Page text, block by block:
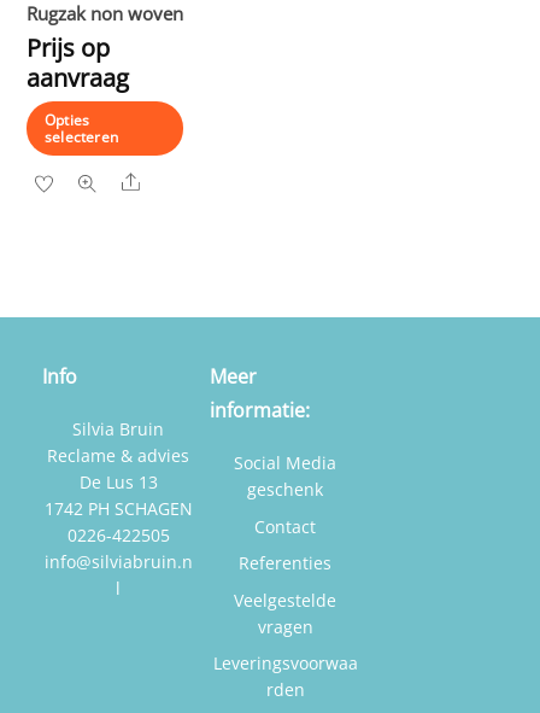
Rugzak non woven
Prijs op
aanvraag
Opties
selecteren
Dit
optie
kan
gekozen
worden
de
productpagina
Share
Info
Silvia Bruin
Reclame & advies
De Lus 13
1742 PH SCHAGEN
0226-422505
info@silviabruin.n
l
Meer
informatie:
Social Media
geschenk
Contact
Referenties
Veelgestelde
vragen
Leveringsvoorwaa
rden